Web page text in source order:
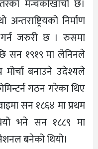
मन्चकोखाँचो छ।
निर्माण
गर्न जरुरी छ । रुसमा
सन १९१९ मा लेनिनले
मोर्चा बनाउने उदेश्यले
गठन गरेका थिए
सन १८६४ मा प्रथम
भने सन १८८९ मा
बनेको थियो।